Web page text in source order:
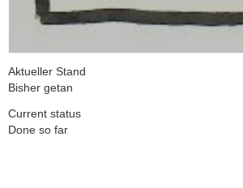
Aktueller Stand
Bisher getan
Current status
Done so far